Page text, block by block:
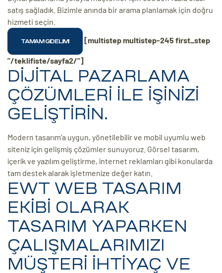
satış sağladık. Bizimle anında bir arama planlamak için doğru
hizmeti seçin.
[multistep multistep-245 first_step
"/teklifiste/sayfa2/"]
DİJİTAL PAZARLAMA
ÇÖZÜMLERİ İLE İŞİNİZİ
GELİŞTİRİN.
Modern tasarım’a uygun, yönetilebilir ve mobil uyumlu web
siteniz için gelişmiş çözümler sunuyoruz. Görsel tasarım,
içerik ve yazılım geliştirme, internet reklamları gibi konularda
tam destek alarak işletmenize değer katın.
EWT WEB TASARIM
EKİBİ OLARAK
TASARIM YAPARKEN
ÇALIŞMALARIMIZI
MÜŞTERİ İHTİYAÇ VE